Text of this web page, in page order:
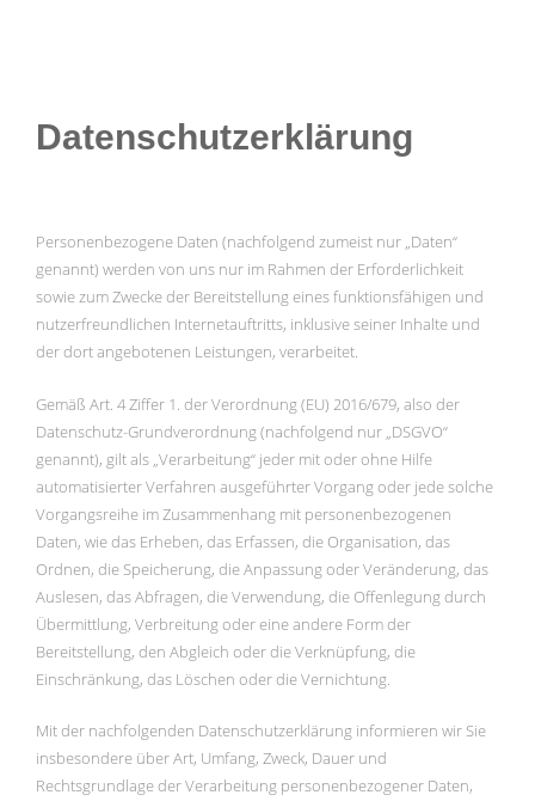
Datenschutzerklärung
Personenbezogene Daten (nachfolgend zumeist nur „Daten“
genannt) werden von uns nur im Rahmen der Erforderlichkeit
sowie zum Zwecke der Bereitstellung eines funktionsfähigen und
nutzerfreundlichen Internetauftritts, inklusive seiner Inhalte und
der dort angebotenen Leistungen, verarbeitet.
Gemäß Art. 4 Ziffer 1. der Verordnung (EU) 2016/679, also der
Datenschutz-Grundverordnung (nachfolgend nur „DSGVO“
genannt), gilt als „Verarbeitung“ jeder mit oder ohne Hilfe
automatisierter Verfahren ausgeführter Vorgang oder jede solche
Vorgangsreihe im Zusammenhang mit personenbezogenen
Daten, wie das Erheben, das Erfassen, die Organisation, das
Ordnen, die Speicherung, die Anpassung oder Veränderung, das
Auslesen, das Abfragen, die Verwendung, die Offenlegung durch
Übermittlung, Verbreitung oder eine andere Form der
Bereitstellung, den Abgleich oder die Verknüpfung, die
Einschränkung, das Löschen oder die Vernichtung.
Mit der nachfolgenden Datenschutzerklärung informieren wir Sie
insbesondere über Art, Umfang, Zweck, Dauer und
Rechtsgrundlage der Verarbeitung personenbezogener Daten,